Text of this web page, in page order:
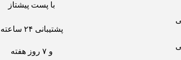
با پست پیشتاز
پشتیبانی ۲۴ ساعته
و ۷ روز هفته